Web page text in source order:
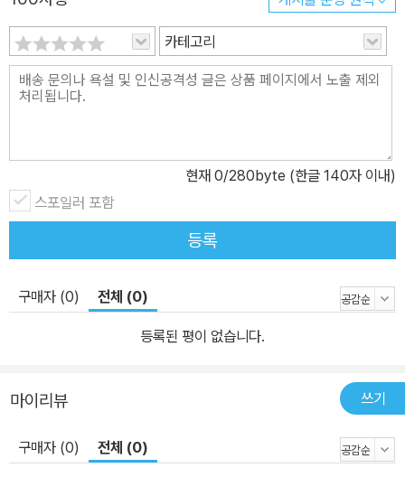
학이 널 때리기야 하겠냐. 어차피 쉬는 시간도 거의 끝났는데 그냥 있
어. 그냥 있어, 그냥. 넌 그래도 돼. (9쪽) 소년은 아이들의 말처럼 숙
제를 하지 않아도 선생님한테 혼나지 않을 거라는 말이 현실이 될 것
같아 조퇴증을 끊고 학교를 벗어난다. 참사 1주기 추도식을 지낸 후라
모든 것이 더 쉽다. “그날 이후로 뭐든 이렇게 쉬워졌다”는 독백처럼
추도식에서 죽음을 노련하게 다루는 어른들의 모습을 공포 영화처럼
경험한다. 참사가 있고 딱 일 년이 지난 날, 무거운 사이렌 소리에 맞
춰 다 같이 묵념을 하고, 운동장은 거대한 묘지로 바뀌고 사람들은 검
은 비석처럼 서 있다. 교장과 시장, 경찰서장, 늙은 시인 등은 열여덟
명 희생자를 고결한 죽음이라 부르지만, 소년이 보기엔 목적도 없고
자발성도 없는 죽음에 불과하다. 소년은 심리 상담을 할 때는 줄어드
는 체중을 감추기 위해 주머니에 쇠구슬을 넣고, K와 죽은 아이들이
본 영화에 대해 묻는 경찰의 말에는 끝까지 대답을 안 한다. 소년은 혼
지라도, 그렇게 K의 마음에서 떨어진 한 조각을 이해하는 것 같다고
느껴지는 순간이면 귓속이 먹먹해지면서 온몸이 떨려 왔다. 마치 그
날 내가 K와 함께 방아쇠를 당기기라도 한 것처럼. (68쪽) 길에서 마
카테고리
현재 0/280byte (한글 140자 이내)
스포일러 포함
등록
구매자 (0) 전체 (0)
등록된 평이 없습니다.
마이리뷰 쓰기
구매자 (0) 전체 (0)